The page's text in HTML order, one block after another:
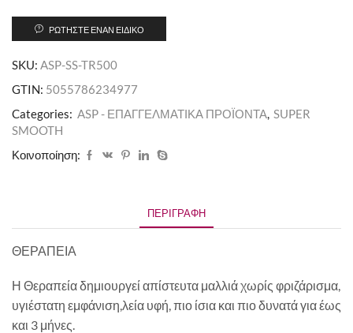
ΡΩΤΉΣΤΕ ΈΝΑΝ ΕΙΔΙΚΌ
SKU: ASP-SS-TR500
GTIN: 5055786234977
Categories: ASP - ΕΠΑΓΓΕΛΜΑΤΙΚΑ ΠΡΟΪΟΝΤΑ, SUPER
SMOOTH
Κοινοποίηση:
ΠΕΡΙΓΡΑΦΉ
ΘΕΡΑΠΕΙΑ
Η Θεραπεία δημιουργεί απίστευτα μαλλιά χωρίς φριζάρισμα,
υγιέστατη εμφάνιση,λεία υφή, πιο ίσια και πιο δυνατά για έως
και 3 μήνες.